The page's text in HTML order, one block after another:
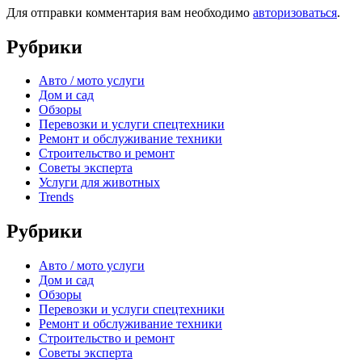
Для отправки комментария вам необходимо авторизоваться.
Рубрики
Авто / мото услуги
Дом и сад
Обзоры
Перевозки и услуги спецтехники
Ремонт и обслуживание техники
Строительство и ремонт
Советы эксперта
Услуги для животных
Trends
Рубрики
Авто / мото услуги
Дом и сад
Обзоры
Перевозки и услуги спецтехники
Ремонт и обслуживание техники
Строительство и ремонт
Советы эксперта